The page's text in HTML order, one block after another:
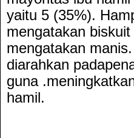
yaitu 5 (35%).
mengatakan
mengatakan
diarahkan
guna
hamil.